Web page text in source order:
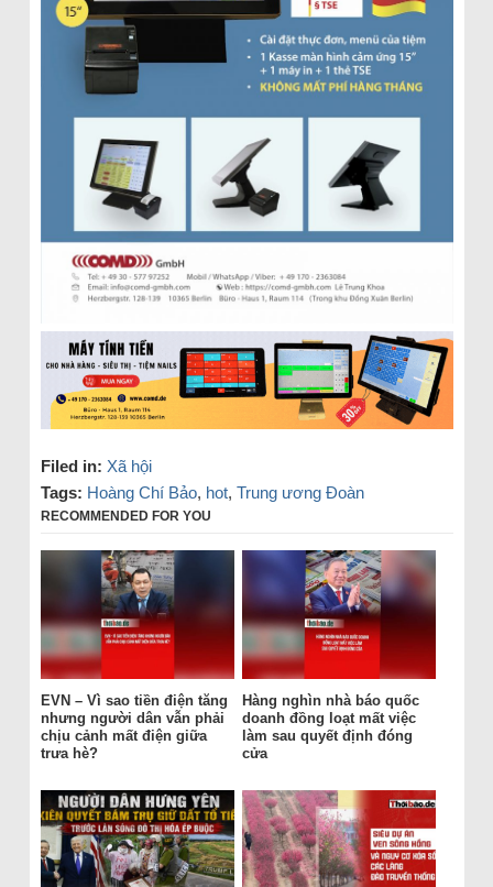
Filed in: Xã hội
Tags: Hoàng Chí Bảo, hot, Trung ương Đoàn
RECOMMENDED FOR YOU
EVN – Vì sao tiền điện tăng
nhưng người dân vẫn phải
chịu cảnh mất điện giữa
trưa hè?
Hàng nghìn nhà báo quốc
doanh đồng loạt mất việc
làm sau quyết định đóng
cửa